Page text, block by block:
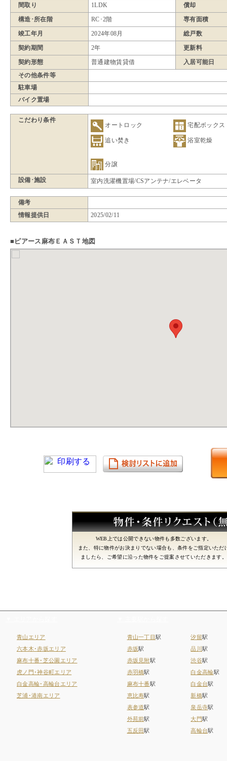
間取り
1LDK
償却
構造･所在階
RC･2階
専有面積
竣工年月
2024年08月
総戸数
契約期間
2年
更新料
契約形態
普通建物賃貸借
入居可能日
その他条件等
駐車場
バイク置場
こだわり条件
オートロック 宅配ボックス
追い焚き 浴室乾燥
分譲
設備･施設 室内洗濯機置場/CSアンテナ/エレベータ
備考
情報提供日
2025/02/11
■ピアース麻布ＥＡＳＴ地図
WEB上では公開できない物件も多数ございます。
また、特に物件がお決まりでない場合も、条件をご指定いただ
ましたら、ご希望に沿った物件をご提案させていただきます。
青山エリア
六本木･赤坂エリア
麻布十番･芝公園エリア
虎ノ門･神谷町エリア
白金高輪･高輪台エリア
芝浦･港南エリア
青山一丁目駅
赤坂駅
赤坂見附駅
赤羽橋駅
麻布十番駅
恵比寿駅
表参道駅
外苑前駅
五反田駅
汐留駅
品川駅
渋谷駅
白金高輪駅
白金台駅
新橋駅
泉岳寺駅
大門駅
高輪台駅